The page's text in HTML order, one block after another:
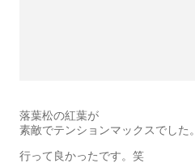
落葉松の紅葉が
素敵でテンションマックスでした。
行って良かったです。笑